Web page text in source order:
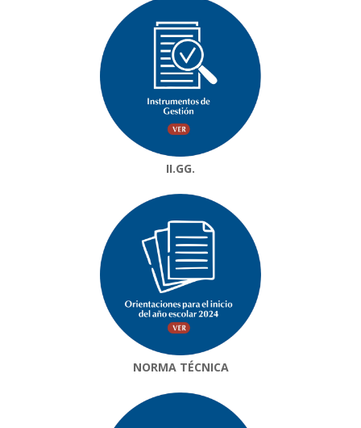
II.GG.
NORMA TÉCNICA